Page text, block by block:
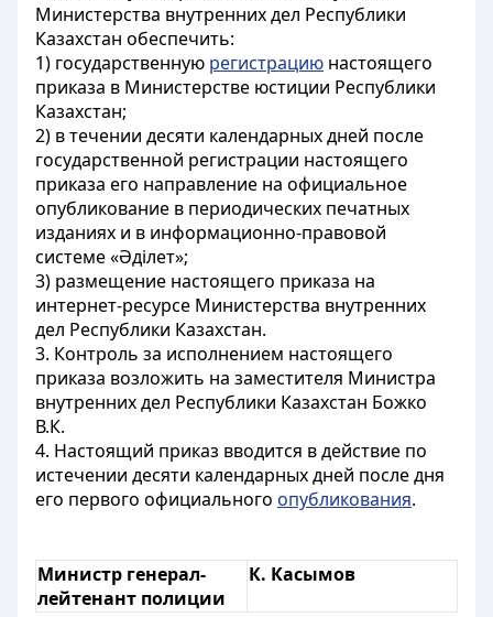
Министерства внутренних дел Республики
Казахстан обеспечить:
1) государственную регистрацию настоящего
приказа в Министерстве юстиции Республики
Казахстан;
2) в течении десяти календарных дней после
государственной регистрации настоящего
приказа его направление на официальное
опубликование в периодических печатных
изданиях и в информационно-правовой
системе «Әділет»;
3) размещение настоящего приказа на
интернет-ресурсе Министерства внутренних
дел Республики Казахстан.
3. Контроль за исполнением настоящего
приказа возложить на заместителя Министра
внутренних дел Республики Казахстан Божко
В.К.
4. Настоящий приказ вводится в действие по
истечении десяти календарных дней после дня
его первого официального опубликования.
Министр генерал-
лейтенант полиции
К. Касымов